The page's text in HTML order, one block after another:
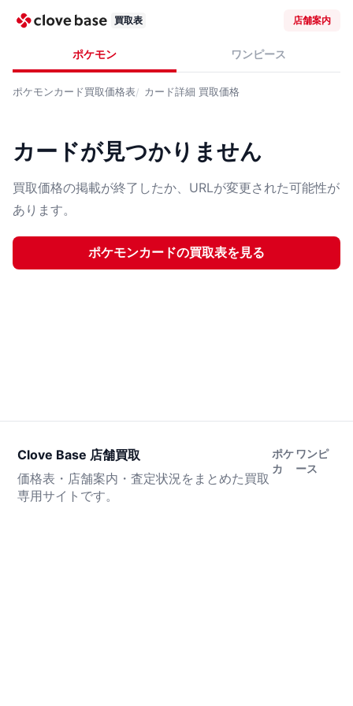
買取表 店舗案内
ポケモン ワンピース
ポケモンカード買取価格表 カード詳細 買取価格
カードが見つかりません
買取価格の掲載が終了したか、URLが変更された可能性が
あります。
ポケモンカードの買取表を見る
Clove Base 店舗買取
価格表・店舗案内・査定状況をまとめた買取
専用サイトです。
ポケ
カ
ワンピ
ース